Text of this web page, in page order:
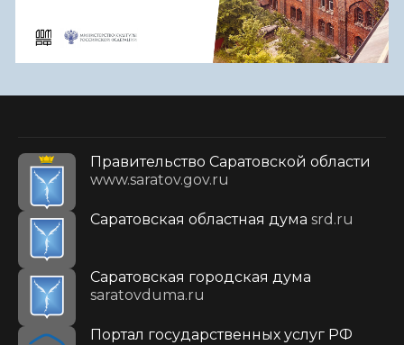
Правительство Саратовской области
www.saratov.gov.ru
Саратовская областная дума srd.ru
Саратовская городская дума
saratovduma.ru
Портал государственных услуг РФ